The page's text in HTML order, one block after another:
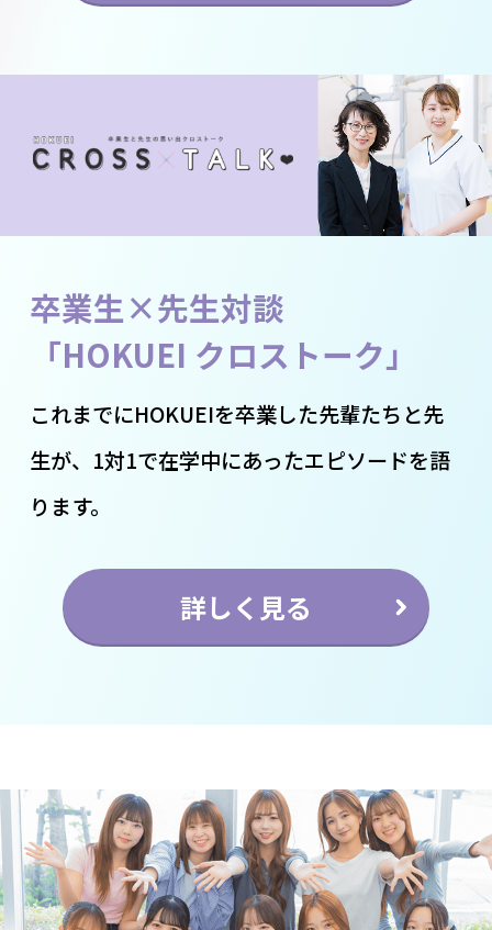
卒業生×先生対談
「HOKUEI クロストーク」
これまでにHOKUEIを卒業した先輩たちと先
生が、1対1で在学中にあったエピソードを語
ります。
詳しく見る